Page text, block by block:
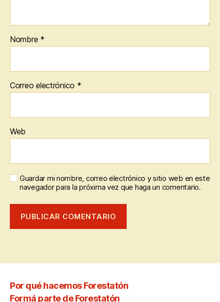
Nombre *
Correo electrónico *
Web
Guardar mi nombre, correo electrónico y sitio web en este
navegador para la próxima vez que haga un comentario.
Por qué hacemos Forestatón
Formá parte de Forestatón